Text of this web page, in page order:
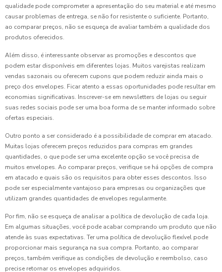
qualidade pode comprometer a apresentação do seu material e até mesmo
causar problemas de entrega, se não for resistente o suficiente. Portanto,
ao comparar preços, não se esqueça de avaliar também a qualidade dos
produtos oferecidos.
Além disso, é interessante observar as promoções e descontos que
podem estar disponíveis em diferentes lojas. Muitos varejistas realizam
vendas sazonais ou oferecem cupons que podem reduzir ainda mais o
preço dos envelopes. Ficar atento a essas oportunidades pode resultar em
economias significativas. Inscrever-se em newsletters de lojas ou seguir
suas redes sociais pode ser uma boa forma de se manter informado sobre
ofertas especiais.
Outro ponto a ser considerado é a possibilidade de comprar em atacado.
Muitas lojas oferecem preços reduzidos para compras em grandes
quantidades, o que pode ser uma excelente opção se você precisa de
muitos envelopes. Ao comparar preços, verifique se há opções de compra
em atacado e quais são os requisitos para obter esses descontos. Isso
pode ser especialmente vantajoso para empresas ou organizações que
utilizam grandes quantidades de envelopes regularmente.
Por fim, não se esqueça de analisar a política de devolução de cada loja.
Em algumas situações, você pode acabar comprando um produto que não
atende às suas expectativas. Ter uma política de devolução flexível pode
proporcionar mais segurança na sua compra. Portanto, ao comparar
preços, também verifique as condições de devolução e reembolso, caso
precise retornar os envelopes adquiridos.